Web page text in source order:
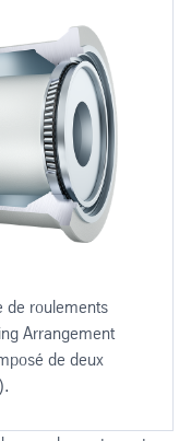
de roulements
Arrangement
de deux